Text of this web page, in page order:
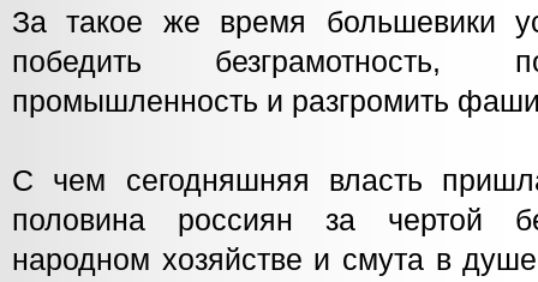
За такое же время большевики
победить безграмотность,
промышленность и разгромить
С чем сегодняшняя власть
половина россиян за чертой
народном хозяйстве и смута в